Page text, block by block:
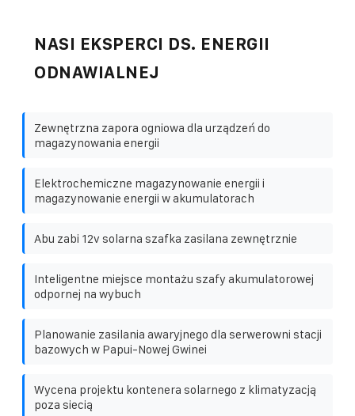
NASI EKSPERCI DS. ENERGII
ODNAWIALNEJ
Zewnętrzna zapora ogniowa dla urządzeń do
magazynowania energii
Elektrochemiczne magazynowanie energii i
magazynowanie energii w akumulatorach
Abu zabi 12v solarna szafka zasilana zewnętrznie
Inteligentne miejsce montażu szafy akumulatorowej
odpornej na wybuch
Planowanie zasilania awaryjnego dla serwerowni stacji
bazowych w Papui-Nowej Gwinei
Wycena projektu kontenera solarnego z klimatyzacją
poza siecią